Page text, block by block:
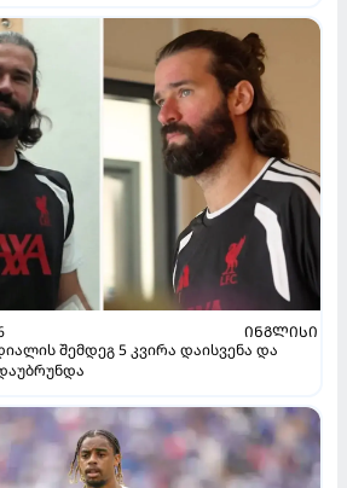
ᲘᲜᲒᲚᲘᲡᲘ
შემდეგ 5 კვირა დაისვენა და